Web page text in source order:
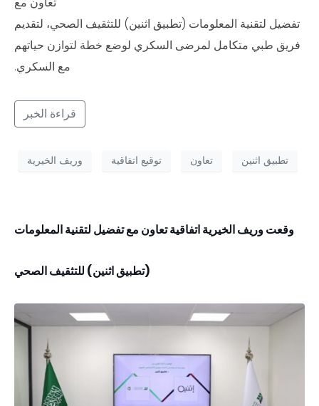
تفضيل لتقنية المعلومات (تطبيق اثنين) للتثقيف الصحي، لتقديم
فريق طبي متكامل لمرضى السكري لوضع خطة لتوازن حياتهم
مع السكري.
قراءة الخبر
تطبيق اثنين تعاون توقيع اتفاقية وريف الخيرية
وقعت وريف الخيرية اتفاقية تعاون مع تفضيل لتقنية المعلومات
(تطبيق اثنين) للتثقيف الصحي